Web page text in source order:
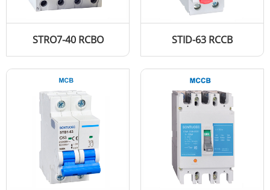
STRO7-40 RCBO STID-63 RCCB